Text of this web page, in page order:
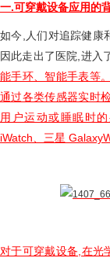
一.可穿戴设备应用的
如今,人们对追踪健康
因此走出了医院,进入
能手环、智能手表等
通过各类传感器实时
用户运动或睡眠时
iWatch、三星
对于可穿戴设备,在光